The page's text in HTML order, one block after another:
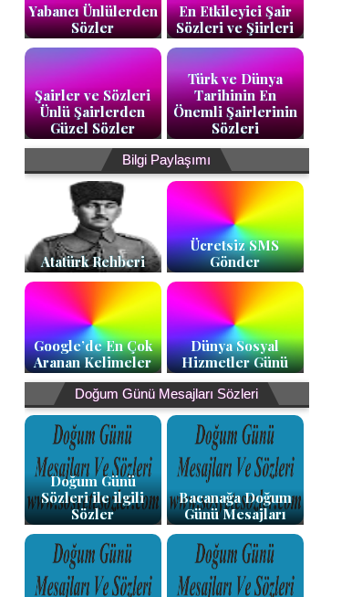
Yabancı Ünlülerden
Sözler
En Etkileyici Şair
Sözleri ve Şiirleri
Şairler ve Sözleri
Ünlü Şairlerden
Güzel Sözler
Türk ve Dünya
Tarihinin En
Önemli Şairlerinin
Sözleri
Bilgi Paylaşımı
Atatürk Rehberi
Ücretsiz SMS
Gönder
Google’de En Çok
Aranan Kelimeler
Dünya Sosyal
Hizmetler Günü
Doğum Günü Mesajları Sözleri
Doğum Günü
Sözleri ile ilgili
Sözler
Bacanağa Doğum
Günü Mesajları